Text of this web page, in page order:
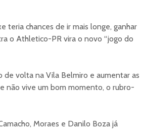
teria chances de ir mais longe, ganhar
o Athletico-PR vira o novo “jogo do
de volta na Vila Belmiro e aumentar as
não vive um bom momento, o rubro-
Moraes e Danilo Boza já